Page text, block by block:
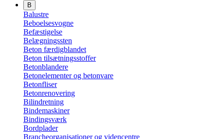
B
Balustre
Beboelsesvogne
Befæstigelse
Belægningssten
Beton færdigblandet
Beton tilsætningsstoffer
Betonblandere
Betonelementer og betonvare
Betonfliser
Betonrenovering
Bilindretning
Bindemaskiner
Bindingsværk
Bordplader
Brancheorganisationer og videncentre